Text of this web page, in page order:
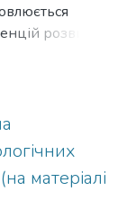
розвитку:
під
і
значення, в
матеріалі